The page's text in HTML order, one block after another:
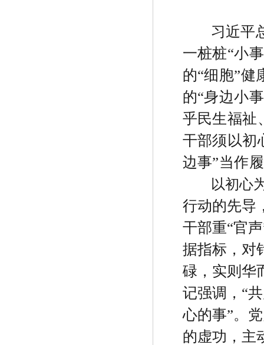
习近平
一桩桩“小事
的“细胞”健
的“身边小事
乎民生福祉
干部须以初
边事”当作
以初心
行动的先导
干部重“官声
据指标，对
碌，实则华
记强调， “
心的事”。
的虚功，主